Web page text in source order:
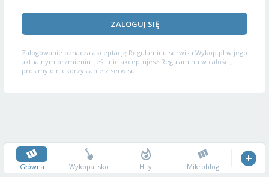
ZALOGUJ SIĘ
Zalogowanie oznacza akceptację Regulaminu serwisu Wykop.pl w jego
aktualnym brzmieniu. Jeśli nie akceptujesz Regulaminu w całości,
prosimy o niekorzystanie z serwisu.
Główna Wykopalisko Hity Mikroblog